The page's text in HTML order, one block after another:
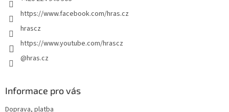
https://www.facebook.com/hras.cz
hrascz
https://www.youtube.com/hrascz
@hras.cz
Informace pro vás
Doprava, platba